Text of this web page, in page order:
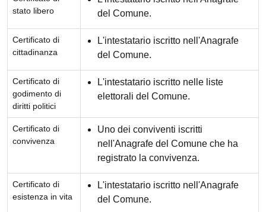
stato libero
del Comune.
Certificato di
cittadinanza
L'intestatario iscritto nell'Anagrafe
del Comune.
Certificato di
godimento di
diritti politici
L'intestatario iscritto nelle liste
elettorali del Comune.
Certificato di
convivenza
Uno dei conviventi iscritti
nell'Anagrafe del Comune che ha
registrato la convivenza.
Certificato di
esistenza in vita
L'intestatario iscritto nell'Anagrafe
del Comune.